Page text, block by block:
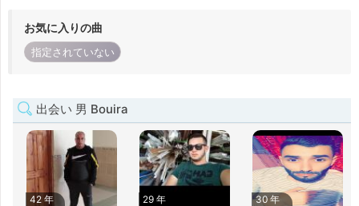
お気に入りの曲
指定されていない
出会い 男 Bouira
42 年
29 年
30 年